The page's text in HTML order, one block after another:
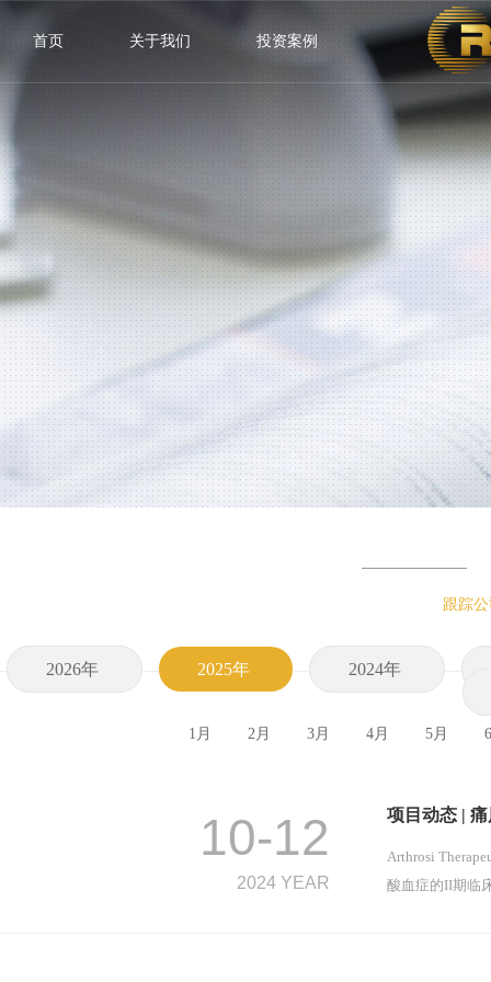
首页 关于我们 投资案例
跟踪
2026年 2025年
1月 2月 3月 4月 5月
2024年
10-12
2024 YEAR
项目动态 |
Arthrosi
酸血症的II期临